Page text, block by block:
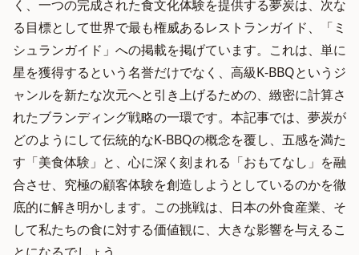
く、一つの完成された食文化体験を提供する夢炭は、次な
る目標として世界で最も権威あるレストランガイド、「ミ
シュランガイド」への掲載を掲げています。これは、単に
星を獲得するという名誉だけでなく、高級K-BBQというジ
ャンルを新たな次元へと引き上げるための、緻密に計算さ
れたブランディング戦略の一環です。本記事では、夢炭が
どのようにして伝統的なK-BBQの概念を覆し、五感を満た
す「美食体験」と、心に深く刻まれる「おもてなし」を融
合させ、究極の顧客体験を創造しようとしているのかを徹
底的に解き明かします。この挑戦は、日本の外食産業、そ
して私たちの食に対する価値観に、大きな影響を与えるこ